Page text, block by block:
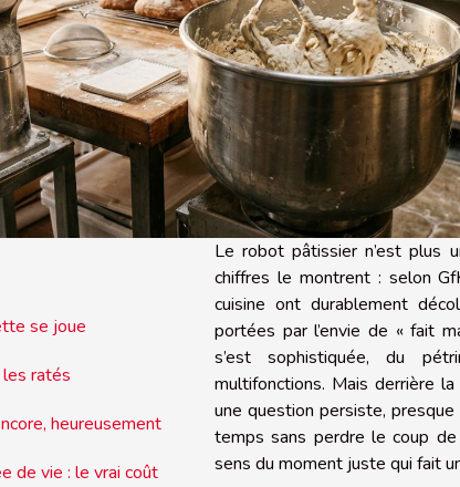
se joue
les ratés
heureusement
de vie : le vrai coût
Le robot pâtissier n’est plus
chiffres le montrent : selon
cuisine ont durablement
portées par l’envie de « fait
s’est sophistiquée, du
multifonctions. Mais derrière
une question persiste,
temps sans perdre le coup
sens du moment juste qui fait